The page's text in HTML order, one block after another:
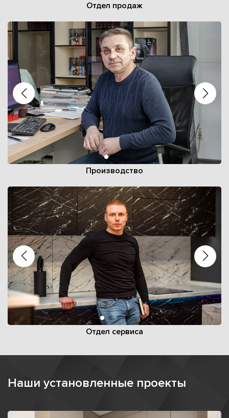
Отдел продаж
Производство
Отдел сервиса
Наши установленные проекты